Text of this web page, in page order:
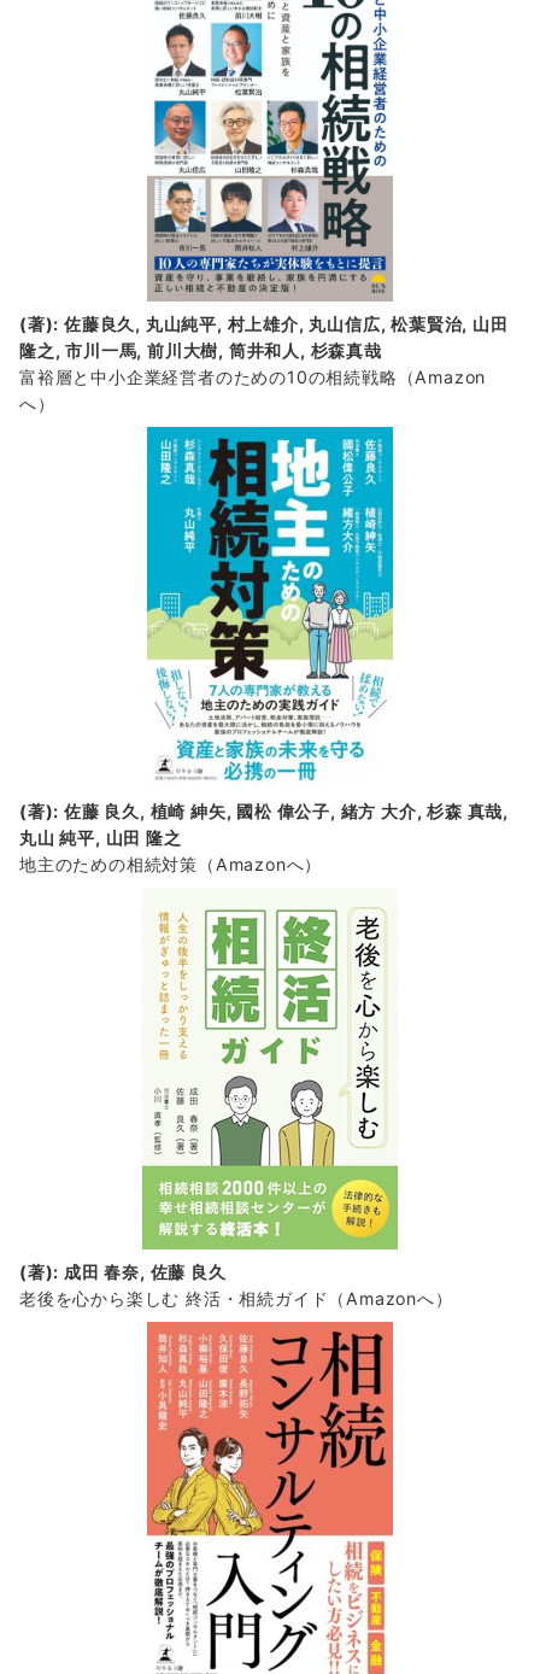
(著): 佐藤良久, 丸山純平, 村上雄介, 丸山信広, 松葉賢治, 山田
隆之, 市川一馬, 前川大樹, 筒井和人, 杉森真哉
富裕層と中小企業経営者のための10の相続戦略 （Amazon
へ）
(著): 佐藤 良久, 植崎 紳矢, 國松 偉公子, 緒方 大介, 杉森 真哉,
丸山 純平, 山田 隆之
地主のための相続対策 （Amazonへ）
(著): 成田 春奈, 佐藤 良久
老後を心から楽しむ 終活・相続ガイド
（Amazonへ）